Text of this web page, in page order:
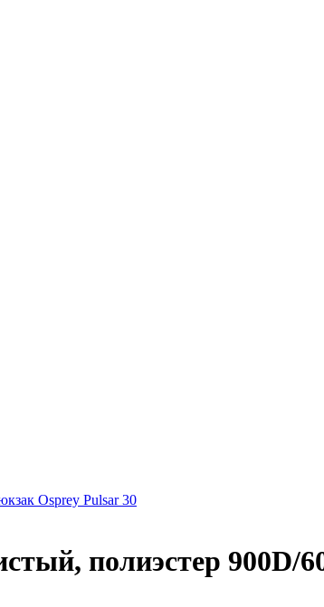
Osprey Pulsar 30
полиэстер 900D/